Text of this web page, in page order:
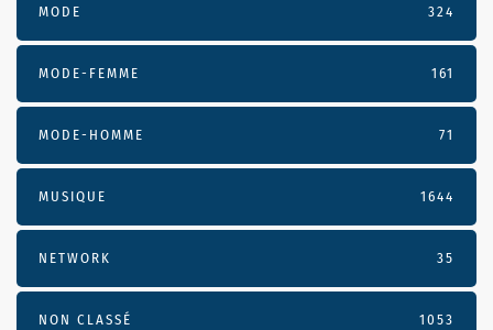
MODE 324
MODE-FEMME 161
MODE-HOMME 71
MUSIQUE 1644
NETWORK 35
NON CLASSÉ 1053